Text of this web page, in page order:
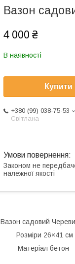
Вазон
4 000 ₴
В наявності
Купити
+380 (99) 038-75-53
Світлана
Законом не
належної якості
Вазон садовий
Розміри 26×41 см
Матеріал бетон